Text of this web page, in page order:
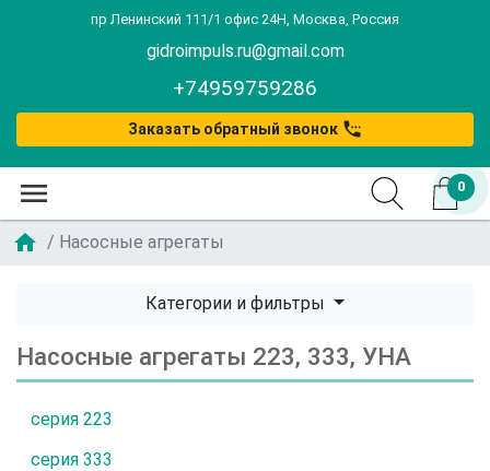
пр Ленинский 111/1 офис 24Н, Москва, Россия
gidroimpuls.ru@gmail.com
+74959759286
Заказать обратный звонок settings_phone
menu 0
home Насосные агрегаты
Категории и фильтры
Насосные агрегаты 223, 333, УНА
серия 223
серия 333